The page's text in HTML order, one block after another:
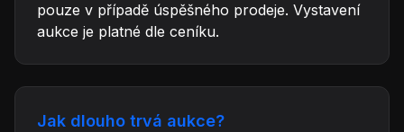
pouze v případě úspěšného prodeje. Vystavení
aukce je platné dle ceníku.
Jak dlouho trvá aukce?